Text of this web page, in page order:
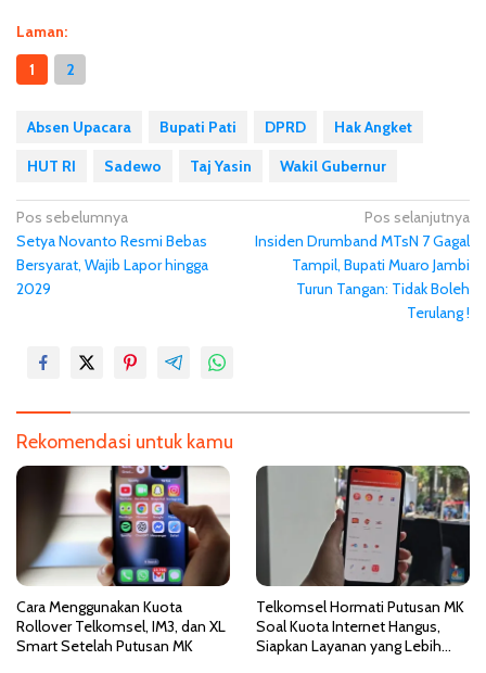
Laman:
1
2
Absen Upacara Bupati Pati DPRD
Hak Angket
HUT RI
Sadewo Taj Yasin Wakil Gubernur
N
a
v
i
p
Pos sebelumnya
Setya Novanto Resmi Bebas
Bersyarat, Wajib Lapor hingga
2029
Pos selanjutnya
Insiden Drumband MTsN 7 Gagal
Tampil, Bupati Muaro Jambi
Turun Tangan: Tidak Boleh
Terulang !
Rekomendasi untuk kamu
Cara Menggunakan Kuota
Rollover Telkomsel, IM3, dan XL
Smart Setelah Putusan MK
Telkomsel Hormati Putusan MK
Soal Kuota Internet Hangus,
Siapkan Layanan yang Lebih